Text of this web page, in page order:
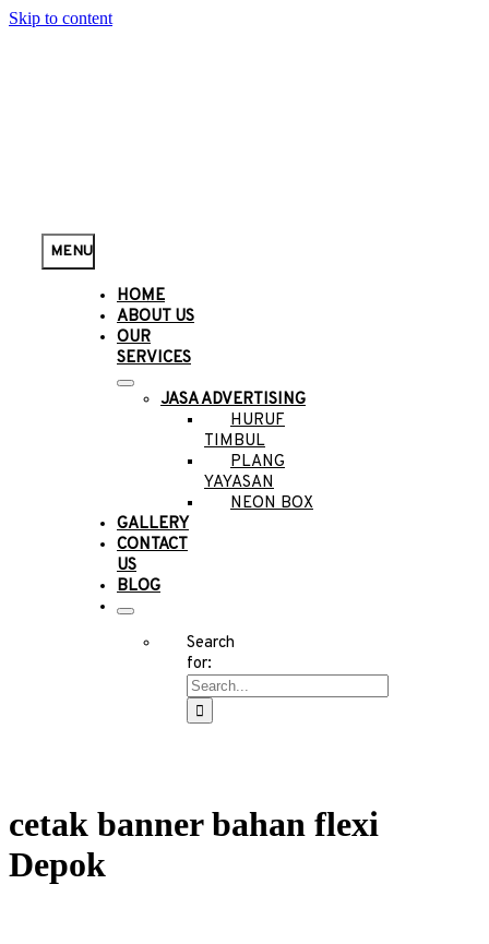
Skip to content
MENU
HOME
ABOUT US
OUR
SERVICES
JASA ADVERTISING
HURUF
TIMBUL
PLANG
YAYASAN
NEON BOX
GALLERY
CONTACT
US
BLOG
Search
for:
cetak banner bahan flexi
Depok